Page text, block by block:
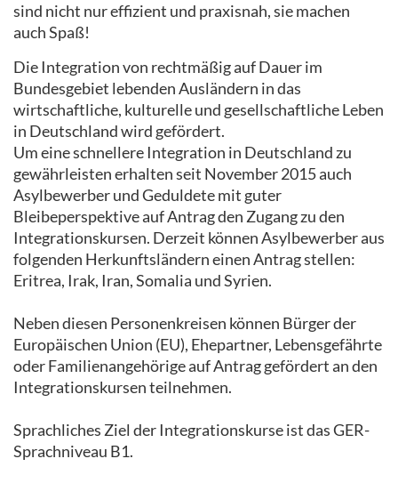
sind nicht nur effizient und praxisnah, sie machen
auch Spaß!
Die Integration von rechtmäßig auf Dauer im
Bundesgebiet lebenden Ausländern in das
wirtschaftliche, kulturelle und gesellschaftliche Leben
in Deutschland wird gefördert.
Um eine schnellere Integration in Deutschland zu
gewährleisten erhalten seit November 2015 auch
Asylbewerber und Geduldete mit guter
Bleibeperspektive auf Antrag den Zugang zu den
Integrationskursen. Derzeit können Asylbewerber aus
folgenden Herkunftsländern einen Antrag stellen:
Eritrea, Irak, Iran, Somalia und Syrien.
Neben diesen Personenkreisen können Bürger der
Europäischen Union (EU), Ehepartner, Lebensgefährte
oder Familienangehörige auf Antrag gefördert an den
Integrationskursen teilnehmen.
Sprachliches Ziel der Integrationskurse ist das GER-
Sprachniveau B1.